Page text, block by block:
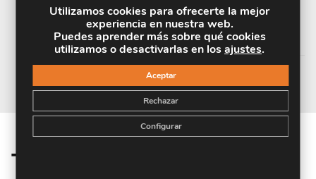
UNIDAD DIDÁCTICA 10. CUIDADOS
POSTOPERATORIOS
Titulación
Utilizamos cookies para ofrecerte la mejor
experiencia en nuestra web.
Puedes aprender más sobre qué cookies
utilizamos o desactivarlas en losajustes.
Aceptar
Rechazar
Configurar